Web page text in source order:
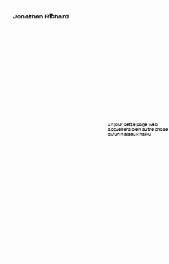
Jonaŧhan Rıchard
un jour cette page web
accueillera bien autre chose
qu’un niaiseux haiku